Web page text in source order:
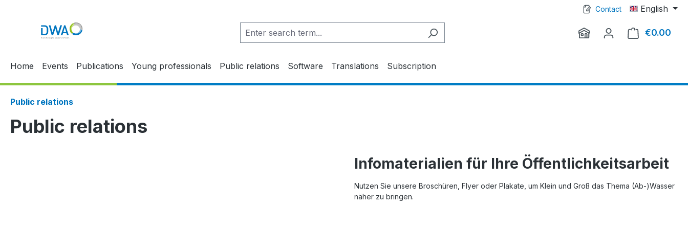
Contact English
€0.00
Home Events Publications Young professionals Public relations Software Translations Subscription
Public relations
Public relations
Infomaterialien für Ihre Öffentlichkeitsarbeit
Nutzen Sie unsere Broschüren, Flyer oder Plakate, um Klein und Groß das Thema (Ab-)Wasser
näher zu bringen.